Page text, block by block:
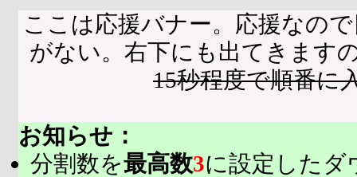
ここは応援バナー。応援なの
がない。右下にも出てきます
15秒程度で順番に
お知らせ：
分割数を最高数3に設定したダ